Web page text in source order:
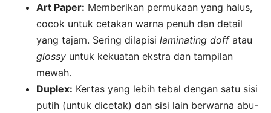
Art Paper: Memberikan permukaan yang halus,
cocok untuk cetakan warna penuh dan detail
yang tajam. Sering dilapisi laminating doffatau
glossy untuk kekuatan ekstra dan tampilan
mewah.
Duplex: Kertas yang lebih tebal dengan satu sisi
putih (untuk dicetak) dan sisi lain berwarna abu-